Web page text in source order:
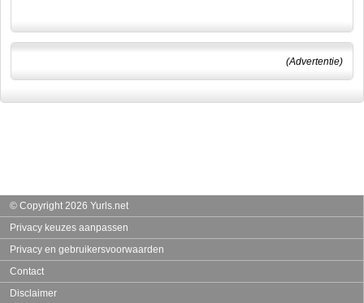
(Advertentie)
© Copyright 2026 Yurls.net
Privacy keuzes aanpassen
Privacy en gebruikersvoorwaarden
Contact
Disclaimer